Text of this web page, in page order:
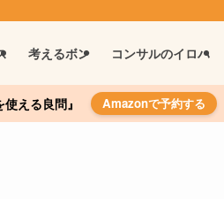
考えるボン コンサルのイロハ
える良問』 Amazonで予約する